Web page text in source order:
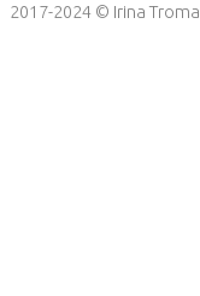
2017-2024 © Irina Troma